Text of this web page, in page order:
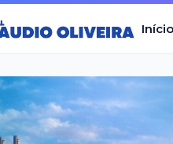
Início